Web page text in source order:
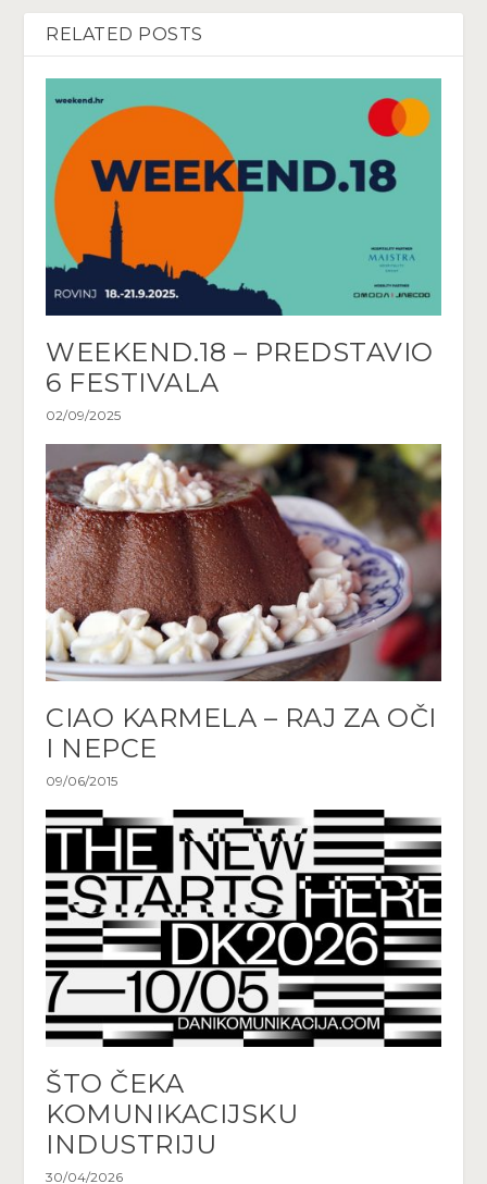
RELATED POSTS
WEEKEND.18 – PREDSTAVIO
6 FESTIVALA
02/09/2025
CIAO KARMELA – RAJ ZA OČI
I NEPCE
09/06/2015
ŠTO ČEKA
KOMUNIKACIJSKU
INDUSTRIJU
30/04/2026